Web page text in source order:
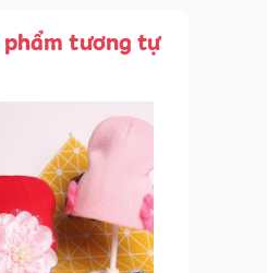
phẩm tương tự